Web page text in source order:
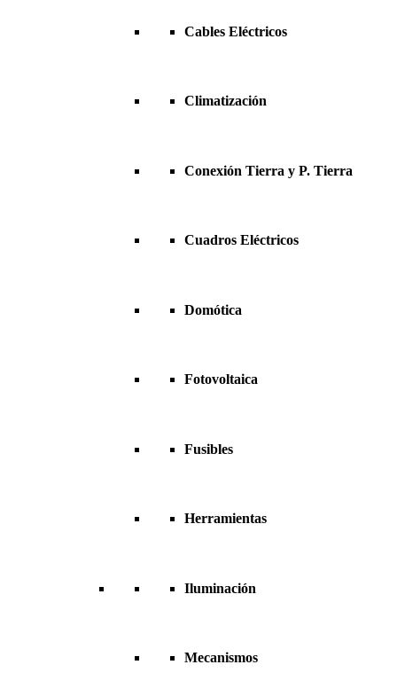
Cables Eléctricos
Climatización
Conexión Tierra y P. Tierra
Cuadros Eléctricos
Domótica
Fotovoltaica
Fusibles
Herramientas
Iluminación
Mecanismos